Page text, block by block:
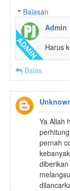
Balasan
Admin
Harus
Balas
Ya Allah
pernah